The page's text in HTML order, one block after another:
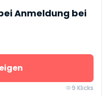
Anmeldung bei
9 Klicks